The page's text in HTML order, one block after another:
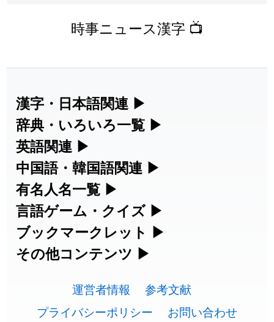
時事ニュース漢字 📺
漢字・日本語関連 ▶
漢字の読み方検索、手書き入力、書き順
練習など、日本語学習に役立つツールを
集めています。
人名漢字辞典 - 読み方検索
手書き漢字入力
帳
辞典・いろいろ一覧 ▶
部首・画数別の漢字一覧、熟語辞典、地
名・駅名検索など、各種リファレンスツ
ールです。
部首画数別漢字一覧
常用漢字一覧
人名用漢字一覧
英語関連 ▶
カタカナ語・略語の意味検索、発音記
号、リスニング練習など英語学習ツール
です。
カタカナ語の意味・発音・類語辞典
英単語リスニングテスト
中国語・韓国語関連 ▶
中国語のピンイン変換、韓国語の手書き
入力など、アジア言語学習ツールです。
手書き中国語入力 変換ツール
ピンイン一覧表
有名人名一覧 ▶
海外セレブやスポーツ選手の名前の読み
方・発音を確認できます。
海外有名人の苗字・名前一覧と発音
言語ゲーム・クイズ ▶
四字熟語パズルや漢字クイズなど、楽し
みながら学べるゲームです。
漢字ゲーム一覧
ブックマークレット ▶
ブラウザに登録して、どのサイトからで
す。
その他コンテンツ ▶
その他の便利ツールです。
運営者情報
参考文献
プライバシーポリシー
お問い合わせ